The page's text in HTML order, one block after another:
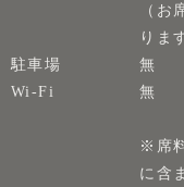
（
りま
駐車場
無
Wi-Fi
無
※席
に含